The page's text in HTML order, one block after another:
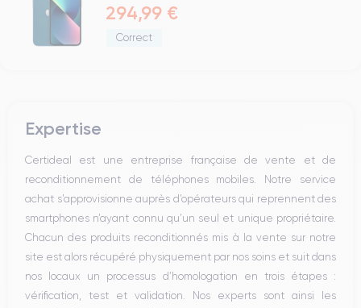
294,99 €
Correct
Expertise
Certideal est une entreprise française de vente et de
reconditionnement de téléphones mobiles. Notre service
achat s’approvisionne auprès d’opérateurs qui reprennent des
smartphones n’ayant connu qu’un seul et unique propriétaire.
Chacun des produits reconditionnés mis à la vente sur notre
site est alors récupéré physiquement par nos soins et suit dans
nos locaux un processus d’homologation en trois étapes :
vérification, test et validation. Nos experts sont ainsi les